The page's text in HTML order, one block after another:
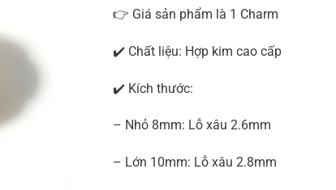
👉 Giá sản phẩm là 1 Charm
✔️ Chất liệu: Hợp kim cao cấp
✔️ Kích thước:
– Nhỏ 8mm: Lỗ xâu 2.6mm
– Lớn 10mm: Lỗ xâu 2.8mm